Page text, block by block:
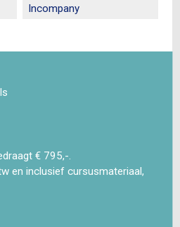
Incompany
€ 795,-.
en inclusief cursusmateriaal,